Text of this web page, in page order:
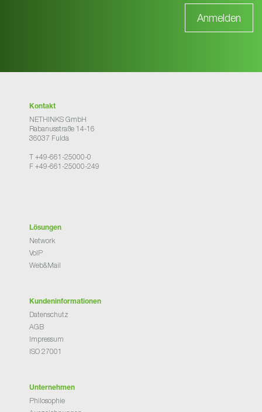
Kontakt
NETHINKS GmbH
Rabanusstraße 14-16
36037 Fulda
T +49-661-25000-0
F +49-661-25000-249
Lösungen
Network
VoIP
Web&Mail
Kundeninformationen
Datenschutz
AGB
Impressum
ISO 27001
Unternehmen
Philosophie